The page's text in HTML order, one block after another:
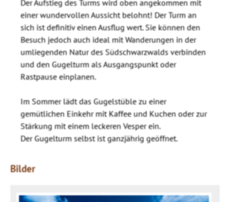
Der Aufstieg des Turms wird oben angekommen mit
einer wundervollen Aussicht belohnt! Der Turm an
sich ist definitiv einen Ausflug wert. Sie können den
Besuch jedoch auch ideal mit Wanderungen in der
umliegenden Natur des Südschwarzwalds verbinden
und den Gugelturm als Ausgangspunkt oder
Rastpause einplanen.
Im Sommer lädt das Gugelstüble zu einer
gemütlichen Einkehr mit Kaffee und Kuchen oder zur
Stärkung mit einem leckeren Vesper ein.
Der Gugelturm selbst ist ganzjährig geöffnet.
Bilder